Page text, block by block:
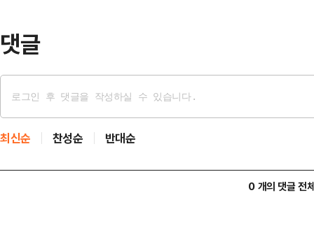
댓글
최신순 찬성순 반대순
0 개의 댓글 전